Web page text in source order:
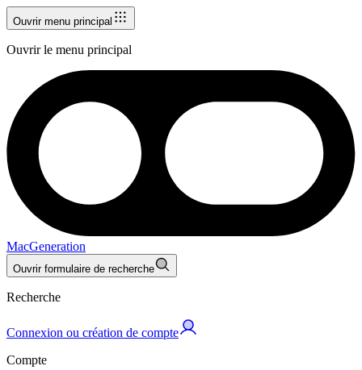
Ouvrir menu principal
Ouvrir le menu principal
MacGeneration
Ouvrir formulaire de recherche
Recherche
Connexion ou création de compte
Compte